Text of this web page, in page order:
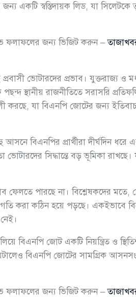
জন্য একটি স্বস্তিদায়ক লিড, যা
ফলাফলের জন্য ভিজিট করুন –
ভোটারদের প্রভাব। যুক্তরাজ্য ও
স্থানীয় রাজনীতিতে সরাসরি
করছে, যা বিএনপি জোটের জন্য
আসনে বিএনপির প্রার্থীরা দীর্ঘদিন ধরে
সিদ্ধান্তে বড় ভূমিকা
ফেলতে পারছে না। বিশ্লেষকদের মতে,
করা কঠিন হয়ে পড়ছে। একইভাবে
বিএনপি জোট একটি নিয়ন্ত্রিত ও
বিএনপি জোটের সামগ্রিক
ফলাফলের জন্য ভিজিট করুন –